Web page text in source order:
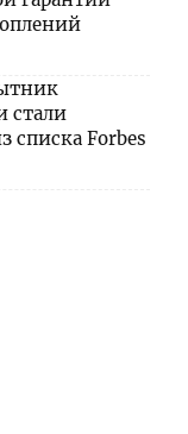
стали
списка Forbes